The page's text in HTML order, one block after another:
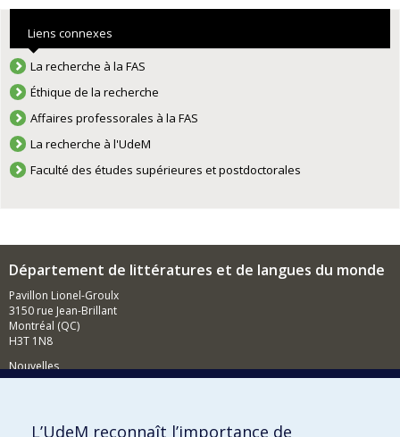
Liens connexes
La recherche à la FAS
Éthique de la recherche
Affaires professorales à la FAS
La recherche à l'UdeM
Faculté des études supérieures et postdoctorales
Département de littératures et de langues du monde
Pavillon Lionel-Groulx
3150 rue Jean-Brillant
Montréal (QC)
H3T 1N8
Nouvelles
Comment soutenir le Département?
L’UdeM reconnaît l’importance de